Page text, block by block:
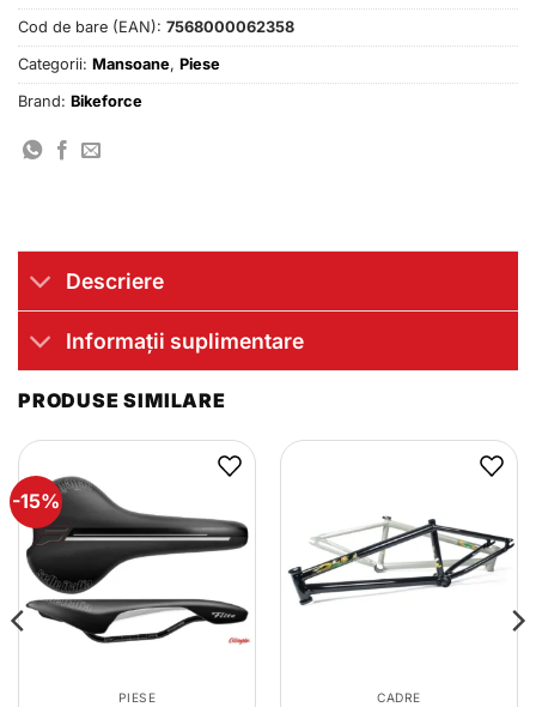
Cod de bare (EAN): 7568000062358
Categorii: Mansoane, Piese
Brand: Bikeforce
Descriere
Informații suplimentare
PRODUSE SIMILARE
-15%
PIESE
CADRE